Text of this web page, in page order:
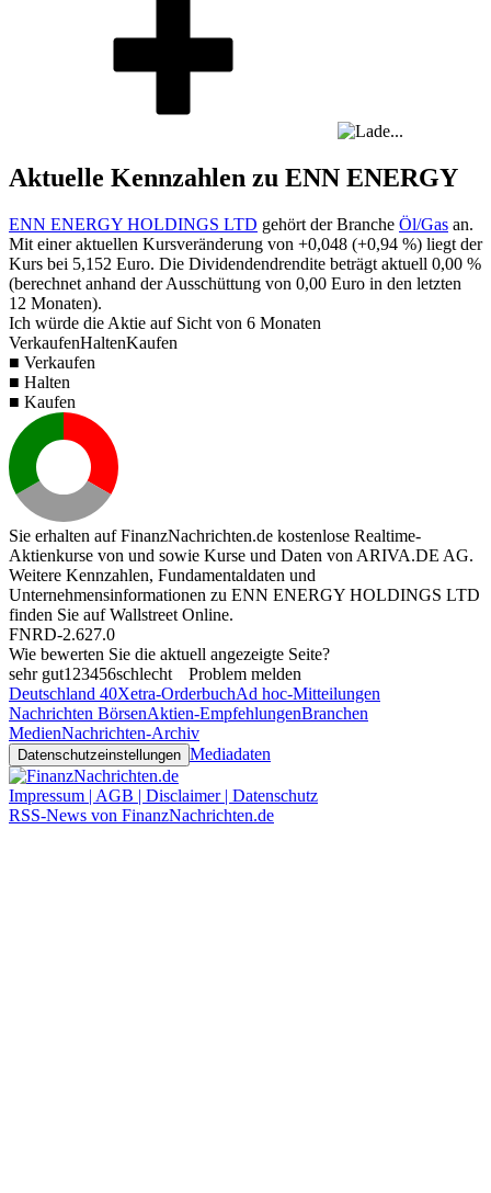
Aktuelle Kennzahlen zu ENN ENERGY
ENN ENERGY HOLDINGS LTD gehört der Branche Öl/Gas an.
Mit einer aktuellen Kursveränderung von +0,048 (+0,94 %) liegt der
Kurs bei 5,152 Euro. Die Dividendendrendite beträgt aktuell 0,00 %
(berechnet anhand der Ausschüttung von 0,00 Euro in den letzten
12 Monaten).
Ich würde die Aktie auf Sicht von 6 Monaten
VerkaufenHaltenKaufen
■ Verkaufen
■ Halten
■ Kaufen
Sie erhalten auf FinanzNachrichten.de kostenlose Realtime-
Aktienkurse von und sowie Kurse und Daten von ARIVA.DE AG.
Weitere Kennzahlen, Fundamentaldaten und
Unternehmensinformationen zu ENN ENERGY HOLDINGS LTD
finden Sie aufWallstreet Online.
FNRD-2.627.0
Wie bewerten Sie die aktuell angezeigte Seite?
sehr gut1 23456schlecht
Problem melden
Deutschland 40Xetra-OrderbuchAd hoc-Mitteilungen
Nachrichten BörsenAktien-EmpfehlungenBranchen
MedienNachrichten-Archiv
Datenschutzeinstellungen Mediadaten
Impressum | AGB | Disclaimer | Datenschutz
RSS-News von FinanzNachrichten.de